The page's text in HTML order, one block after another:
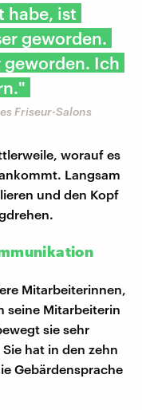
habe, ist
geworden.
geworden. Ich
Friseur-Salons
worauf es
Langsam
und den Kopf
Mitarbeiterinnen,
seine Mitarbeiterin
sie sehr
hat in den zehn
Gebärdensprache